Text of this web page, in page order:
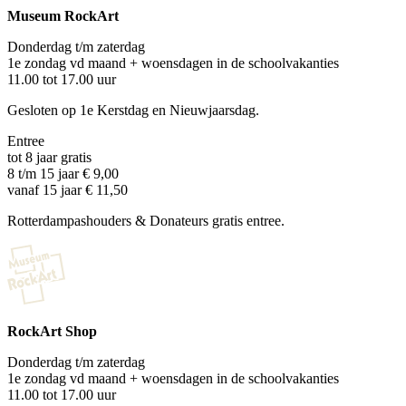
Museum RockArt
Donderdag t/m zaterdag
1e zondag vd maand + woensdagen in de schoolvakanties
11.00 tot 17.00 uur
Gesloten op 1e Kerstdag en Nieuwjaarsdag.
Entree
tot 8 jaar gratis
8 t/m 15 jaar € 9,00
vanaf 15 jaar € 11,50
Rotterdampashouders & Donateurs gratis entree.
RockArt Shop
Donderdag t/m zaterdag
1e zondag vd maand + woensdagen in de schoolvakanties
11.00 tot 17.00 uur